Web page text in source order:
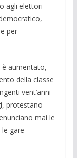
agli elettori
per
è aumentato,
del­la classe
vent’anni
protestano
mai le
gare –